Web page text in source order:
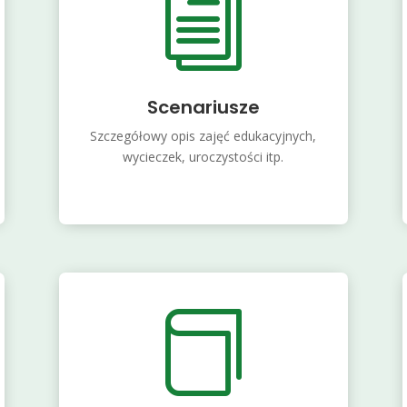
i
Scenariusze
Szczegółowy opis zajęć edukacyjnych,
wycieczek, uroczystości itp.
